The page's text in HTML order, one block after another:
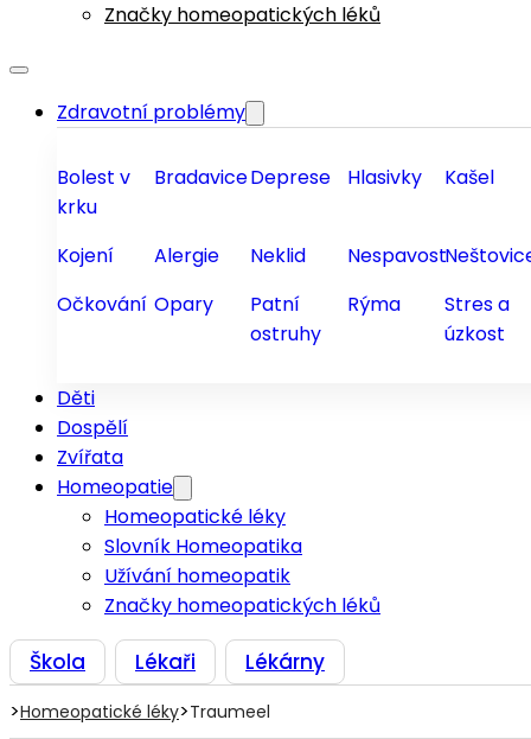
Značky homeopatických léků
Zdravotní problémy
Bolest v
krku
BradaviceDeprese Hlasivky Kašel
Kojení Alergie Neklid Nespavost
Očkování Opary
Patní
ostruhy
Rýma
Stres a
úzkost
Děti
Dospělí
Zvířata
Homeopatie
Homeopatické léky
Slovník Homeopatika
Užívání homeopatik
Značky homeopatických léků
Škola Lékaři Lékárny
>Homeopatické léky>Traumeel